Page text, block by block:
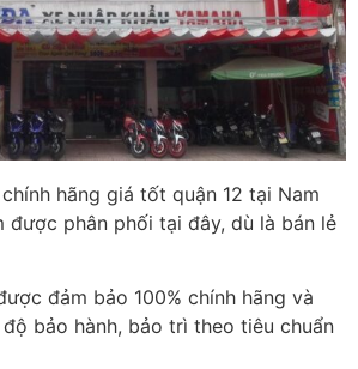
hãng giá tốt quận 12 tại Nam
được phân phối tại đây, dù là bán lẻ
đảm bảo 100% chính hãng và
bảo hành, bảo trì theo tiêu chuẩn